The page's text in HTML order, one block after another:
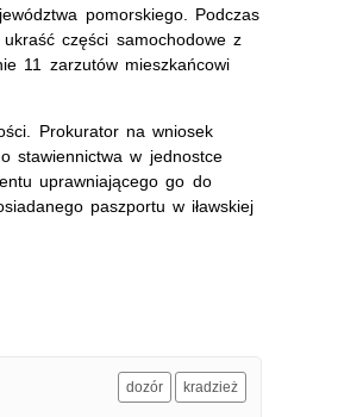
pomorskiego. Podczas
części samochodowe z
11 zarzutów mieszkańcowi
Prokurator na wniosek
stawiennictwa w jednostce
uprawniającego go do
paszportu w iławskiej
dozór kradzież